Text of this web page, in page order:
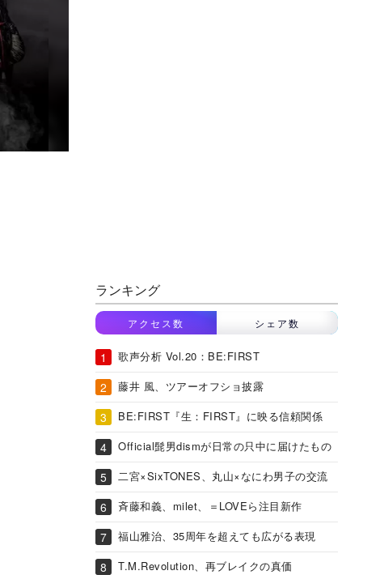
ランキング
アクセス数 シェア数
歌声分析 Vol.20：BE:FIRST
藤井 風、ツアーオフショ披露
BE:FIRST『生：FIRST』に映る信頼関係
Official髭男dismが日常の只中に届けたもの
二宮×SixTONES、丸山×なにわ男子の交流
斉藤和義、milet、＝LOVEら注目新作
福山雅治、35周年を超えても広がる表現
T.M.Revolution、再ブレイクの真価